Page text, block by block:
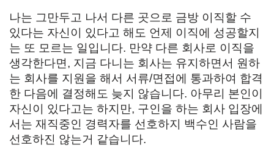
나는 그만두고 나서 다른 곳으로 금방 이직할 수
있다는 자신이 있다고 해도 언제 이직에 성공할지
는 또 모르는 일입니다. 만약 다른 회사로 이직을
생각한다면, 지금 다니는 회사는 유지하면서 원하
는 회사를 지원을 해서 서류/면접에 통과하여 합격
한 다음에 결정해도 늦지 않습니다. 아무리 본인이
자신이 있다고는 하지만, 구인을 하는 회사 입장에
서는 재직중인 경력자를 선호하지 백수인 사람을
선호하진 않는거 같습니다.